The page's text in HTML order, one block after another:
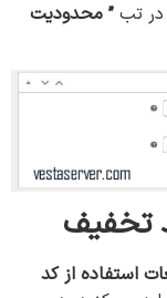
تب ” محدودیت
تخفیف
استفاده از کد